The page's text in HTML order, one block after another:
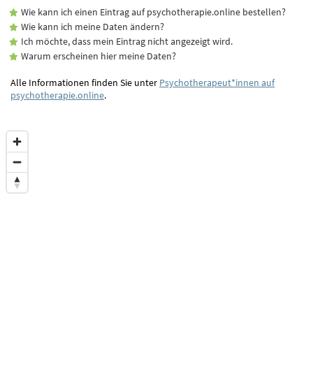
Wie kann ich einen Eintrag auf psychotherapie.online bestellen?
Wie kann ich meine Daten ändern?
Ich möchte, dass mein Eintrag nicht angezeigt wird.
Warum erscheinen hier meine Daten?
Alle Informationen finden Sie unter Psychotherapeut*innen auf
psychotherapie.online.